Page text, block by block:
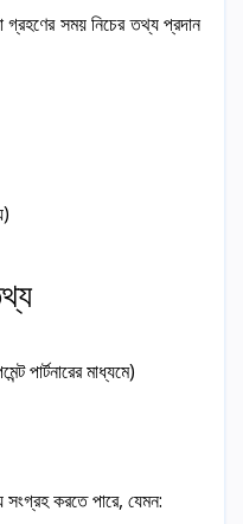
গ্রহণের সময় নিচের তথ্য প্রদান
পার্টনারের মাধ্যমে)
সংগ্রহ করতে পারে, যেমন: